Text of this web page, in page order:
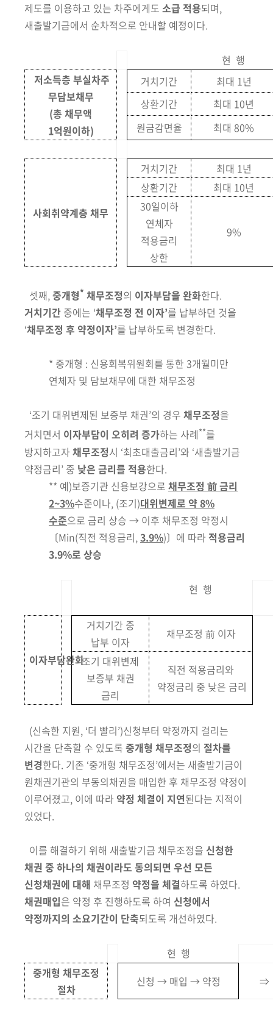
제도를 이용하고 있는 차주에게도 소급 적용되며,
새출발기금에서 순차적으로 안내할 예정이다.
현 행
저소득층 부실차주
무담보채무
(총 채무액
1억원이하)
거치기간
최대 1년
상환기간
최대 10년
원금감면율
최대 80%
사회취약계층 채무
거치기간
최대 1년
상환기간
최대 10년
30일이하
연체자
적용금리
상한
9%
셋째,중개형* 채무조정의 이자부담을 완화한다.
거치기간 중에는 ‘채무조정 전 이자’를 납부하던 것을
‘채무조정 후 약정이자’를 납부하도록 변경한다.
* 중개형 : 신용회복위원회를 통한 3개월미만
연체자 및 담보채무에 대한 채무조정
‘조기 대위변제된 보증부 채권’의 경우 채무조정을
거치면서 이자부담이 오히려 증가하는 사례**를
방지하고자채무조정시 ‘최초대출금리’와 ‘새출발기금
약정금리’ 중 낮은 금리를 적용한다.
** 예)보증기관 신용보강으로 채무조정 前 금리
2~3%수준이나, (조기)대위변제로 약 8%
수준으로 금리 상승 → 이후 채무조정 약정시
〔Min(직전 적용금리, 3.9%)〕에 따라 적용금리
3.9%로 상승
현 행
이자부담완화
거치기간 중
납부 이자
채무조정 前 이자
조기 대위변제
보증부 채권
금리
직전 적용금리와
약정금리 중 낮은 금리
(신속한 지원, ‘더 빨리’)신청부터 약정까지 걸리는
시간을 단축할 수 있도록 중개형 채무조정의 절차를
변경한다. 기존 ‘중개형 채무조정’에서는 새출발기금이
원채권기관의 부동의채권을 매입한 후 채무조정 약정이
이루어졌고, 이에 따라 약정 체결이 지연된다는 지적이
있었다.
이를 해결하기 위해 새출발기금 채무조정을 신청한
채권 중 하나의 채권이라도 동의되면 우선 모든
신청채권에 대해 채무조정 약정을 체결하도록 하였다.
채권매입은 약정 후 진행하도록 하여 신청에서
약정까지의 소요기간이 단축되도록 개선하였다.
현 행
중개형 채무조정
절차
신청 → 매입 → 약정 ⇒